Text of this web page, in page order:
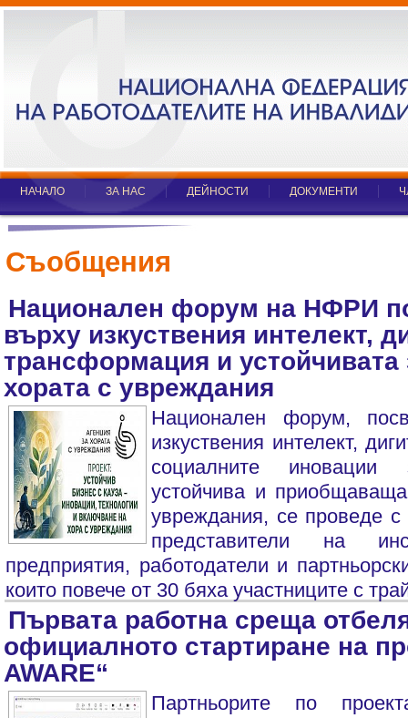
НАЧАЛО ЗА НАС ДЕЙНОСТИ ДОКУМЕНТИ
Съобщения
Национален форум на НФРИ
върху изкуствения интелект,
трансформация и устойчивата
хората с увреждания
Национален форум,
изкуствения интелект,
социалните
устойчива и
увреждания, се проведе с
представители на
предприятия, работодатели и
които повече от 30 бяха участниците с
Първата работна среща
официалното стартиране на
AWARE“
Партньорите по